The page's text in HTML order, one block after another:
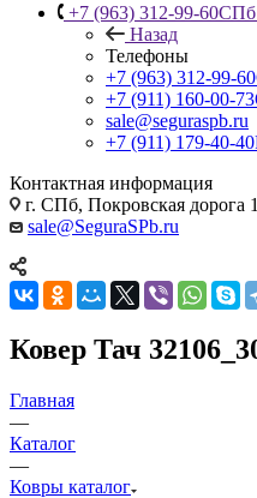
+7 (963) 312-99-60СПб
Назад
Телефоны
+7 (963) 312-99-60
+7 (911) 160-00-73
sale@seguraspb.ru
+7 (911) 179-40-40
Контактная информация
г. СПб, Покровская дорога
sale@SeguraSPb.ru
Ковер Тач
Главная
—
Каталог
—
Ковры каталог